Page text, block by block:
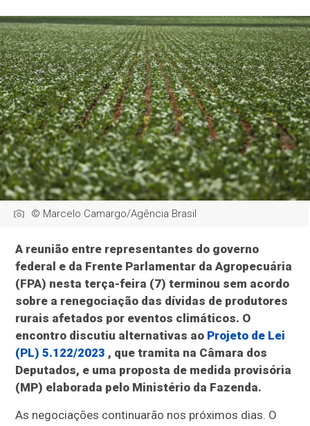
© Marcelo Camargo/Agência Brasil
A reunião entre representantes do governo
federal e da Frente Parlamentar da Agropecuária
(FPA) nesta terça-feira (7) terminou sem acordo
sobre a renegociação das dívidas de produtores
rurais afetados por eventos climáticos. O
encontro discutiu alternativas ao Projeto de Lei
(PL) 5.122/2023 , que tramita na Câmara dos
Deputados, e uma proposta de medida provisória
(MP) elaborada pelo Ministério da Fazenda.
As negociações continuarão nos próximos dias. O